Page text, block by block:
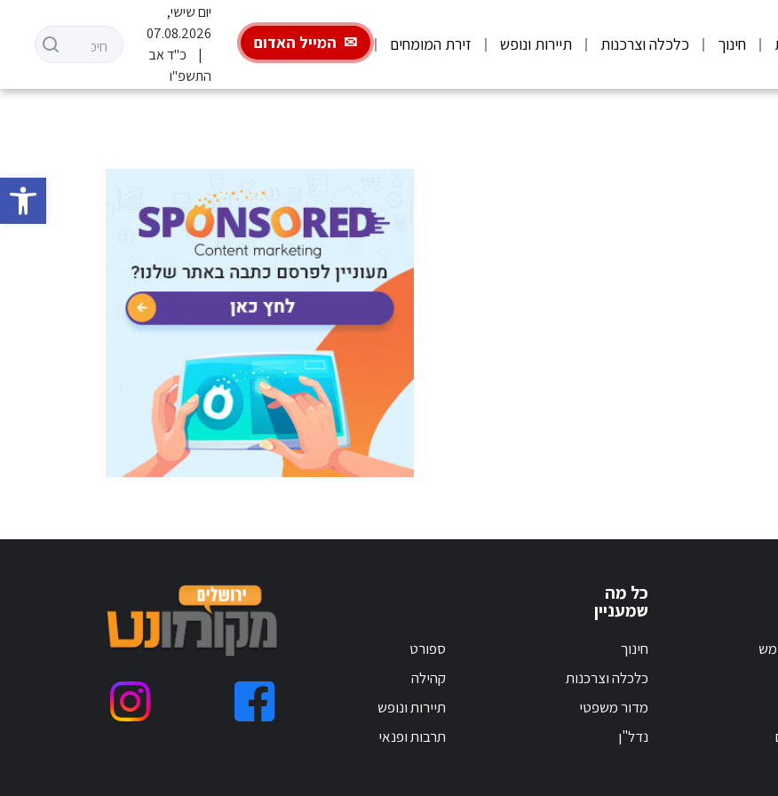
פתח
חינוך כלכלה וצרכנות תיירות ונופש זירת המומחים המייל האדום
יום שישי,
07.08.2026
כ"ד אב
התשפ"ו
כל מה
שמעניין
חינוך
כלכלה וצרכנות
מדור משפטי
נדל"ן
ספורט
קהילה
תיירות ונופש
תרבות ופנאי